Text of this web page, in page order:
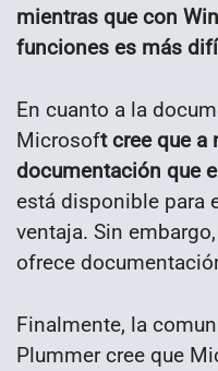
mientras que con
funciones es más
En cuanto a la
Microsoft cree que a
documentación que
está disponible para
ventaja. Sin
ofrece
Finalmente, la
Plummer cree que